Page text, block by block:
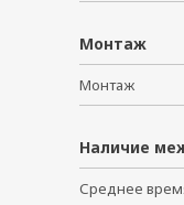
Монтаж
Монтаж
Наличие
Среднее